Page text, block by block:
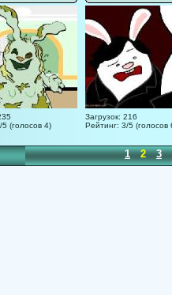
(голосов 4)
Загрузок: 216
Рейтинг: 3/5 (голосов
1 2 3